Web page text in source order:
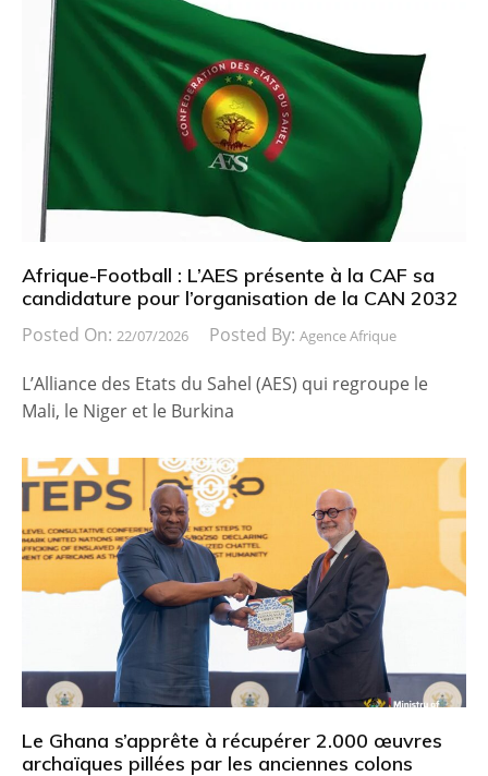
Afrique-Football : L’AES présente à la CAF sa
candidature pour l’organisation de la CAN 2032
Posted On: 22/07/2026 Posted By: Agence Afrique
L’Alliance des Etats du Sahel (AES) qui regroupe le
Mali, le Niger et le Burkina
Le Ghana s’apprête à récupérer 2.000 œuvres
archaïques pillées par les anciennes colons